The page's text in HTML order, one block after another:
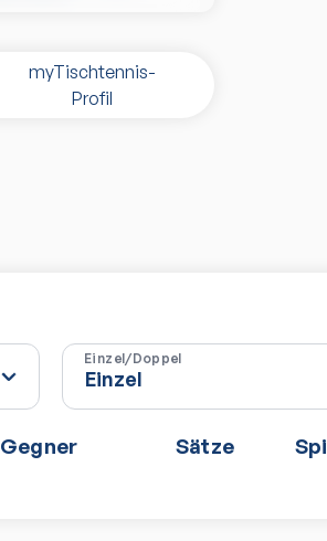
myTischtennis-
Profil
Einzel/Doppel
Gegner Sätze